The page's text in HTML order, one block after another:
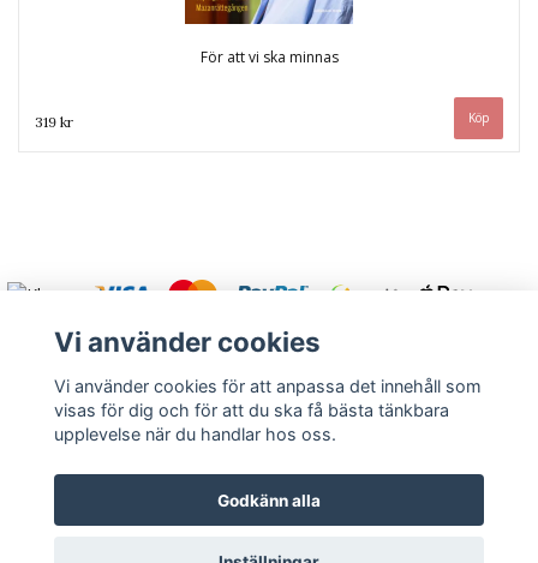
För att vi ska minnas
319 kr
Varmt välkommen att kontakta oss.
Vi använder cookies
Vi använder cookies för att anpassa det innehåll som
visas för dig och för att du ska få bästa tänkbara
upplevelse när du handlar hos oss.
Godkänn alla